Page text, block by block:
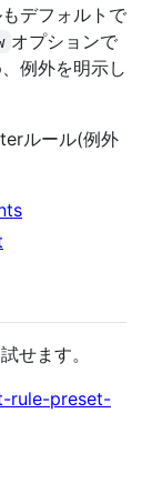
デフォルトで
オプションで
例外を明示し
ルール(例外
せます。
rule-preset-